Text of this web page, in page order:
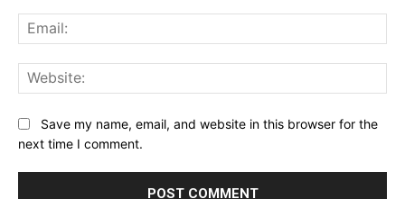
Save my name, email, and website in this browser for the
next time I comment.